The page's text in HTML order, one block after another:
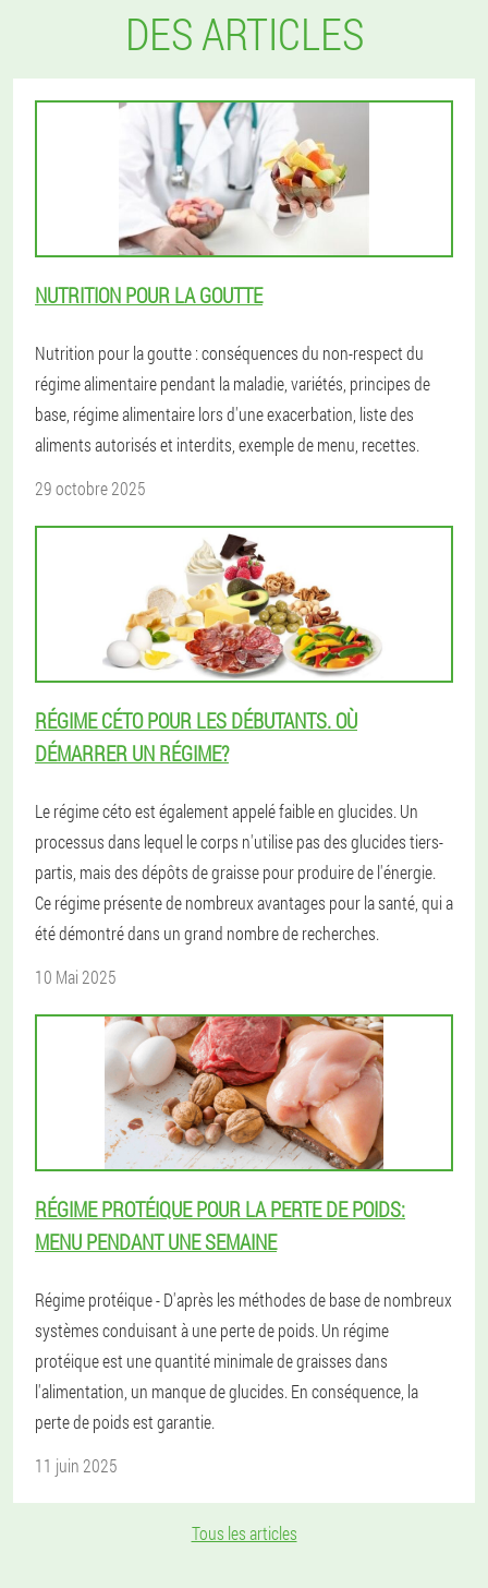
DES ARTICLES
NUTRITION POUR LA GOUTTE
Nutrition pour la goutte : conséquences du non-respect du
régime alimentaire pendant la maladie, variétés, principes de
base, régime alimentaire lors d'une exacerbation, liste des
aliments autorisés et interdits, exemple de menu, recettes.
29 octobre 2025
RÉGIME CÉTO POUR LES DÉBUTANTS. OÙ
DÉMARRER UN RÉGIME?
Le régime céto est également appelé faible en glucides. Un
processus dans lequel le corps n'utilise pas des glucides tiers-
partis, mais des dépôts de graisse pour produire de l'énergie.
Ce régime présente de nombreux avantages pour la santé, qui a
été démontré dans un grand nombre de recherches.
10 Mai 2025
RÉGIME PROTÉIQUE POUR LA PERTE DE POIDS:
MENU PENDANT UNE SEMAINE
Régime protéique - D'après les méthodes de base de nombreux
systèmes conduisant à une perte de poids. Un régime
protéique est une quantité minimale de graisses dans
l'alimentation, un manque de glucides. En conséquence, la
perte de poids est garantie.
11 juin 2025
Tous les articles